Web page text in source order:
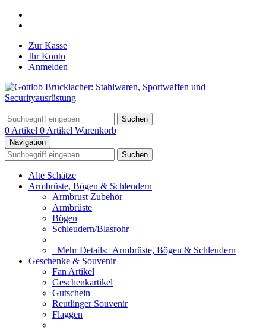
Zur Kasse
Ihr Konto
Anmelden
Suchen
0 Artikel 0 Artikel Warenkorb
Navigation
Suchen
Alte Schätze
Armbrüste, Bögen & Schleudern
Armbrust Zubehör
Armbrüste
Bögen
Schleudern/Blasrohr
Mehr Details: Armbrüste, Bögen & Schleudern
Geschenke & Souvenir
Fan Artikel
Geschenkartikel
Gutschein
Reutlinger Souvenir
Flaggen